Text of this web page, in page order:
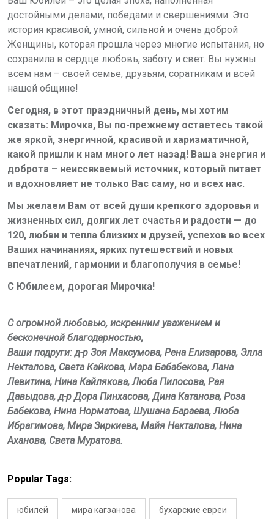
достойными делами, победами и свершениями. Это
история красивой, умной, сильной и очень доброй
Женщины, которая прошла через многие испытания, но
сохранила в сердце любовь, заботу и свет. Вы нужны
всем нам – своей семье, друзьям, соратникам и всей
нашей общине!
Сегодня, в этот праздничный день, мы хотим
сказать: Мирочка, Вы по-прежнему остаетесь такой
же яркой, энергичной, красивой и харизматичной,
какой пришли к нам много лет назад! Ваша энергия и
доброта – неиссякаемый источник, который питает
и вдохновляет не только Вас саму, но и всех нас.
Мы желаем Вам от всей души крепкого здоровья и
жизненных сил, долгих лет счастья и радости — до
120, любви и тепла близких и друзей, успехов во всех
Ваших начинаниях, ярких путешествий и новых
впечатлений, гармонии и благополучия в семье!
С Юбилеем, дорогая Мирочка!
С огромной любовью, искренним уважением и
бесконечной благодарностью,
Ваши подруги: д-р Зоя Максумова, Рена Елизарова, Элла
Некталова, Света Кайкова, Мара Бабабекова, Лана
Левитина, Нина Кайлякова, Люба Пилосова, Рая
Давыдова, д-р Дора Пинхасова, Дина Катанова, Роза
Бабекова, Нина Норматова, Шушана Бараева, Люба
Ибрагимова, Мира Зиркиева, Майя Некталова, Нина
Аханова, Света Муратова.
Popular Tags:
юбилей мира кагзанова бухарские евреи